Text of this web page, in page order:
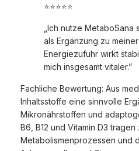
⭐⭐⭐⭐⭐
„Ich nutze
als Ergänzung zu
Energiezufuhr wirkt
mich insgesamt vitaler.”
Fachliche Bewertung: Aus
Inhaltsstoffe eine sinnvolle
Mikronährstoffen und
B6, B12 und Vitamin D3 tragen
Metabolismenprozessen und